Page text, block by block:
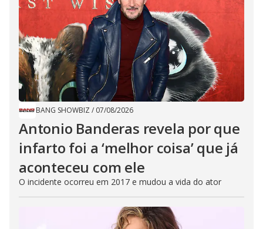
BANG SHOWBIZ / 07/08/2026
Antonio Banderas revela por que
infarto foi a ‘melhor coisa’ que já
aconteceu com ele
O incidente ocorreu em 2017 e mudou a vida do ator